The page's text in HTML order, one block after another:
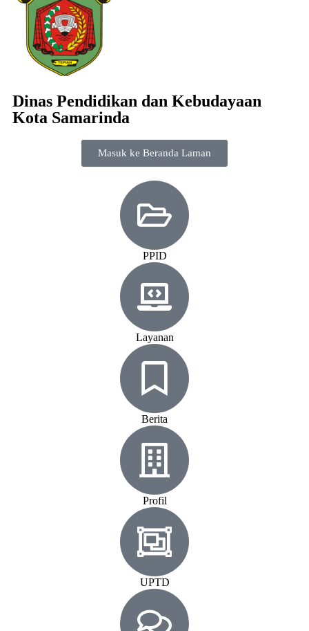
Dinas Pendidikan dan Kebudayaan
Kota Samarinda
Masuk ke Beranda Laman
PPID
Layanan
Berita
Profil
UPTD